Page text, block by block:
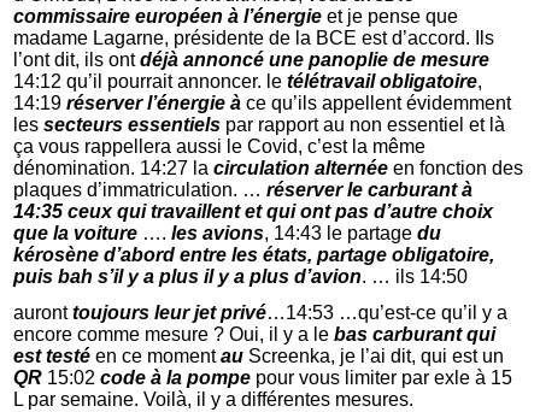
commissaire européen à l’énergie et je pense que
madame Lagarne, présidente de la BCE est d’accord. Ils
l’ont dit, ils ontdéjà annoncé une panoplie de mesure
14:12 qu’il pourrait annoncer. letélétravail obligatoire,
14:19réserver l’énergie à ce qu’ils appellent évidemment
lessecteurs essentiels par rapport au non essentiel et là
ça vous rappellera aussi le Covid, c’est la même
dénomination. 14:27 lacirculation alternée en fonction des
plaques d’immatriculation. …réserver le carburant à
14:35 ceux qui travaillent et qui ont pas d’autre choix
que la voiture ….les avions, 14:43 le partagedu
kérosène d’abord entre les états, partage obligatoire,
puis bah s’il y a plus il y a plus d’avion. … ils 14:50
auronttoujours leur jet privé…14:53 …qu’est-ce qu’il y a
encore comme mesure ? Oui, il y a lebas carburant qui
est testé en ce momentau Screenka, je l’ai dit, qui est un
QR 15:02code à la pompe pour vous limiter par exle à 15
L par semaine. Voilà, il y a différentes mesures.